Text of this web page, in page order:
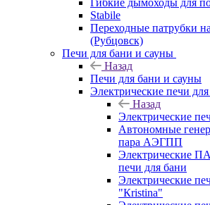
Гибкие дымоходы для
Stabile
Переходные патрубки
(Рубцовск)
Печи для бани и сауны
Назад
Печи для бани и сауны
Электрические печи
Назад
Электрические
Автономные
пара АЭГПП
Электрические
печи для бани
Электрические
"Кristina"